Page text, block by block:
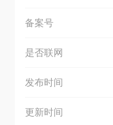
备案号
是否联网
发布时间
更新时间